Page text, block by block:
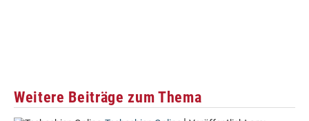
Weitere Beiträge zum Thema